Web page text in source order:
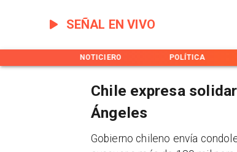
SEÑAL EN VIVO
NOTICIERO POLÍTICA
Chile expresa
Ángeles
Gobierno chileno envía